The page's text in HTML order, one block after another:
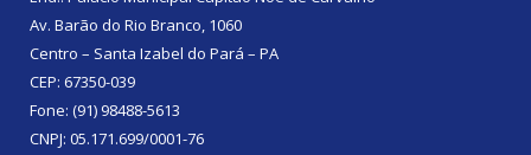
Av. Barão do Rio Branco, 1060
Centro – Santa Izabel do Pará – PA
CEP: 67350-039
Fone: (91) 98488-5613
CNPJ: 05.171.699/0001-76